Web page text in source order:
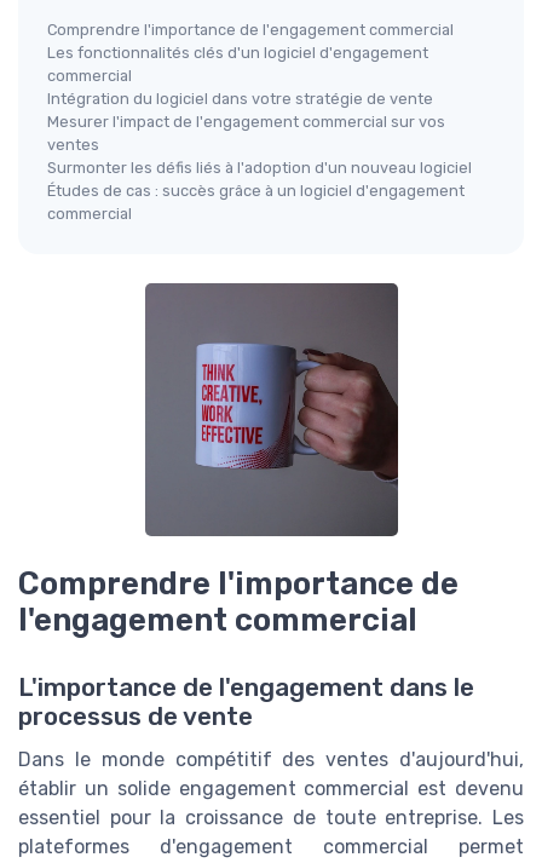
Comprendre l'importance de l'engagement commercial
Les fonctionnalités clés d'un logiciel d'engagement
commercial
Intégration du logiciel dans votre stratégie de vente
Mesurer l'impact de l'engagement commercial sur vos
ventes
Surmonter les défis liés à l'adoption d'un nouveau logiciel
Études de cas : succès grâce à un logiciel d'engagement
commercial
Comprendre l'importance de
l'engagement commercial
L'importance de l'engagement dans le
processus de vente
Dans le monde compétitif des ventes d'aujourd'hui,
établir un solide engagement commercial est devenu
essentiel pour la croissance de toute entreprise. Les
plateformes d'engagement commercial permet